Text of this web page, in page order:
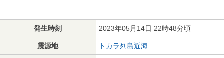
発生時刻 2023年05月14日 22時48分頃
震源地 トカラ列島近海